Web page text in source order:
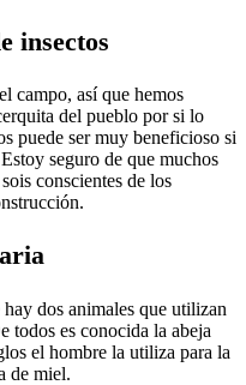
insectos
campo, así que hemos
del pueblo por si lo
puede ser muy beneficioso si
seguro de que muchos
conscientes de los
dos animales que utilizan
todos es conocida la abeja
el hombre la utiliza para la
de miel.